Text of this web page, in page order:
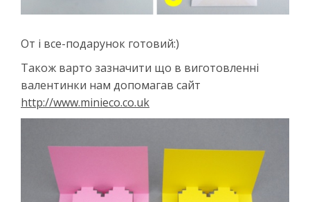
От і все-подарунок готовий:)
Також варто зазначити що в виготовленні
валентинки нам допомагав сайт
http://www.minieco.co.uk